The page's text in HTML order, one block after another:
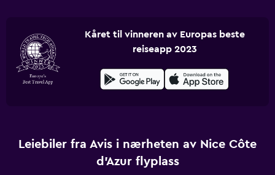
Kåret til vinneren av Europas beste
reiseapp 2023
Leiebiler fra Avis i nærheten av Nice Côte
d'Azur flyplass